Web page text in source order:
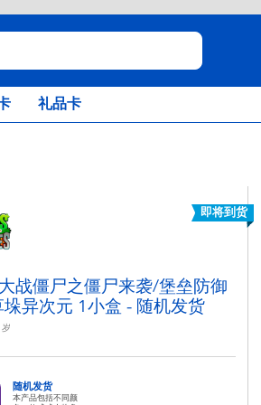
礼品卡
即将到货
战僵尸之僵尸来袭/堡垒防御
异次元 1小盒 - 随机发货
岁
随机发货
本产品包括不同颜